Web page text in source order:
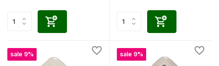
sale 9% sale 9%